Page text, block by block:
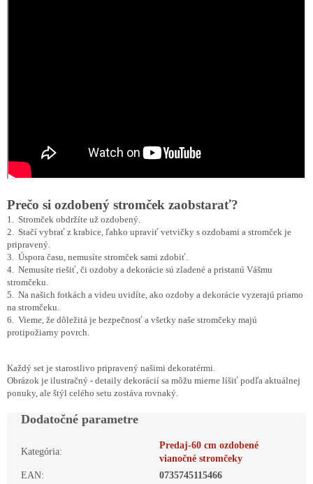
Prečo si ozdobený stromček zaobstarať?
1. Stromček obdržíte už ozdobený.
2. Stačí vybrať z krabice, ľahko upraviť vetvičky s ozdobami a stromček je
pripravený.
3. Úspora času, nemusíte stromček sami zdobiť.
4. Nemusíte riešiť, či ozdoby a dekorácie sú zladené a pristanú Vášmu
stromčeku.
5. Na našich fotkách a videu uvidíte, ako ozdoby a dekorácie vyzerajú priamo
na stromčeku.
6. Vieme, že dôležitá je bezpečnosť a všetky naše stromčeky majú
protipožiarny povrch.
Každý set je starostlivo pripravený našimi dekoratérmi.
Obrázok je ilustračný - detaily dekorácií sa môžu mierne líšiť podľa aktuálnej
ponuky, ale štýl celého setu zostáva rovnaký.
Dodatočné parametre
Kategória:
Predaj-60 cm ozdobené
vianočné stromčeky
EAN: 0735745115466